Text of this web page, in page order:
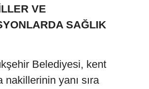
VE
SAĞLIK
Belediyesi, kent
nakillerinin yanı sıra